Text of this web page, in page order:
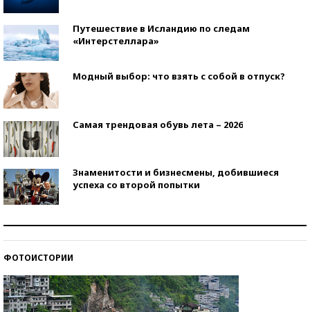
Путешествие в Исландию по следам
«Интерстеллара»
Модный выбор: что взять с собой в отпуск?
Самая трендовая обувь лета – 2026
Знаменитости и бизнесмены, добившиеся
успеха со второй попытки
ФОТОИСТОРИИ